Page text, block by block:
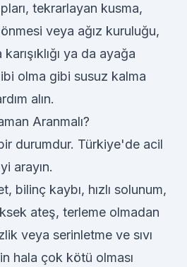
tekrarlayan kusma,
veya ağız kuruluğu,
ya da ayağa
olma gibi susuz kalma
alın.
Aranmalı?
durumdur. Türkiye'de acil
arayın.
bilinç kaybı, hızlı solunum,
ateş, terleme olmadan
veya serinletme ve sıvı
hala çok kötü olması